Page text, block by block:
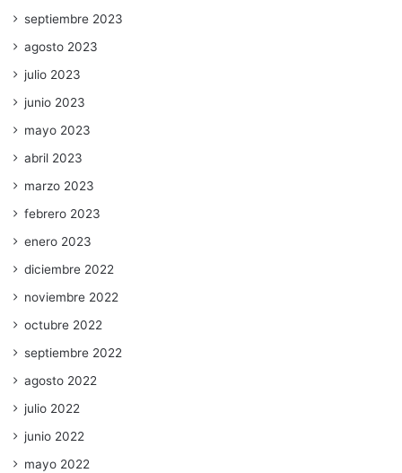
septiembre 2023
agosto 2023
julio 2023
junio 2023
mayo 2023
abril 2023
marzo 2023
febrero 2023
enero 2023
diciembre 2022
noviembre 2022
octubre 2022
septiembre 2022
agosto 2022
julio 2022
junio 2022
mayo 2022